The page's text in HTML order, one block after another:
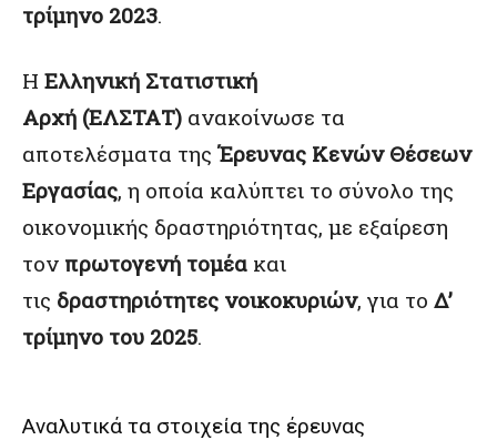
τρίμηνο 2023.
Η Ελληνική Στατιστική
Αρχή (ΕΛΣΤΑΤ) ανακοίνωσε τα
αποτελέσματα της Έρευνας Κενών Θέσεων
Εργασίας, η οποία καλύπτει το σύνολο της
οικονομικής δραστηριότητας, με εξαίρεση
τον πρωτογενή τομέα και
τις δραστηριότητες νοικοκυριών, για το Δ’
τρίμηνο του 2025.
Αναλυτικά τα στοιχεία της έρευνας